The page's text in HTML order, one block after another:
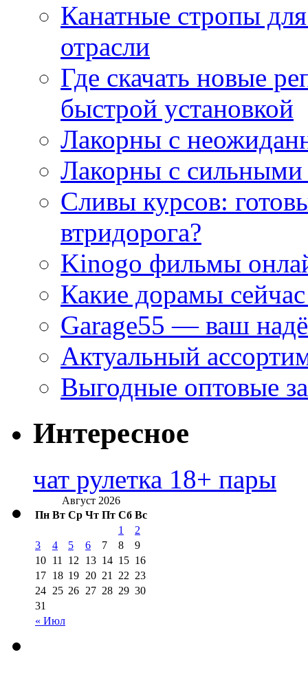
Канатные стропы
отрасли
Где скачать новые
быстрой установкой
Лакорны с
Лакорны с сильными
Сливы курсов:
втридорога?
Kinogo фильмы
Какие дорамы
Garage55 — ваш
Актуальный
Выгодные оптовые
Интересное
чат рулетка 18+ пары
Август 2026
Пн Вт Ср Чт Пт Сб Вс
« Июл
1
2
3
4 5 6 7 8
9
10 11 12 13 14 15 16
17 18 19 20 21 22 23
24 25 26 27 28 29 30
31